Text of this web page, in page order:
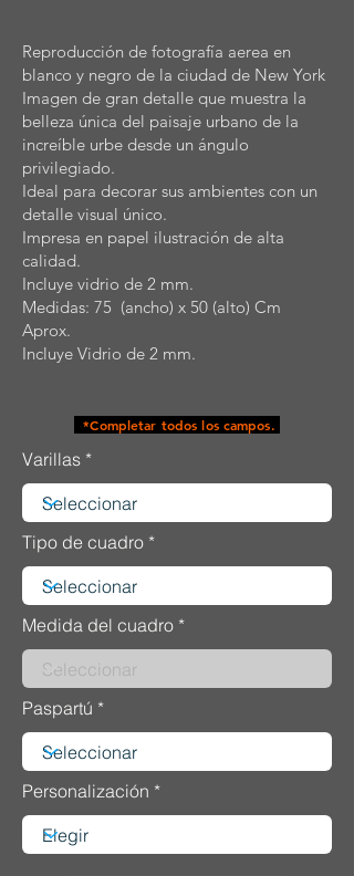
Reproducción de fotografía aerea en
blanco y negro de la ciudad de New York
Imagen de gran detalle que muestra la
belleza única del paisaje urbano de la
increíble urbe desde un ángulo
privilegiado.
Ideal para decorar sus ambientes con un
detalle visual único.
Impresa en papel ilustración de alta
calidad.
Incluye vidrio de 2 mm.
Medidas: 75 (ancho) x 50 (alto) Cm
Aprox.
Incluye Vidrio de 2 mm.
*Completar todos los campos.
Varillas
Tipo de cuadro
Medida del cuadro
Paspartú
Personalización